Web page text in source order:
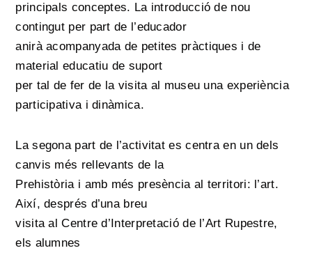
principals conceptes. La introducció de nou
contingut per part de l’educador
anirà acompanyada de petites pràctiques i de
material educatiu de suport
per tal de fer de la visita al museu una experiència
participativa i dinàmica.
La segona part de l’activitat es centra en un dels
canvis més rellevants de la
Prehistòria i amb més presència al territori: l’art.
Així, després d’una breu
visita al Centre d’Interpretació de l’Art Rupestre,
els alumnes